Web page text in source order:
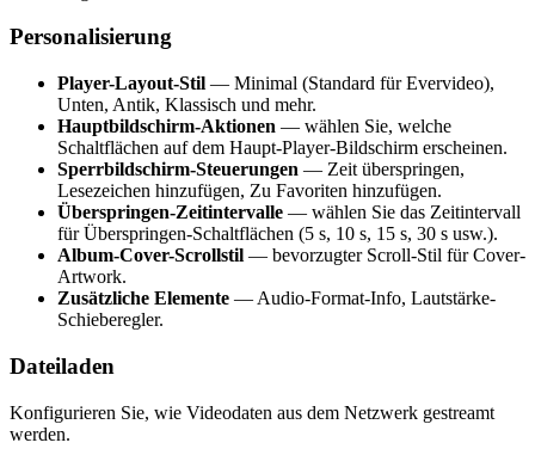
Personalisierung
Player-Layout-Stil — Minimal (Standard für Evervideo),
Unten, Antik, Klassisch und mehr.
Hauptbildschirm-Aktionen — wählen Sie, welche
Schaltflächen auf dem Haupt-Player-Bildschirm erscheinen.
Sperrbildschirm-Steuerungen — Zeit überspringen,
Lesezeichen hinzufügen, Zu Favoriten hinzufügen.
Überspringen-Zeitintervalle — wählen Sie das Zeitintervall
für Überspringen-Schaltflächen (5 s, 10 s, 15 s, 30 s usw.).
Album-Cover-Scrollstil — bevorzugter Scroll-Stil für Cover-
Artwork.
Zusätzliche Elemente — Audio-Format-Info, Lautstärke-
Schieberegler.
Dateiladen
Konfigurieren Sie, wie Videodaten aus dem Netzwerk gestreamt
werden.